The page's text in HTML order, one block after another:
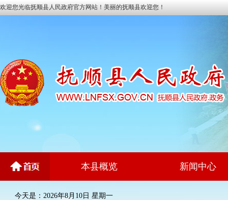
欢迎您光临抚顺县人民政府官方网站！美丽的抚顺县欢迎您！
本县概览 新闻中心
今天是：2026年8月10日 星期一